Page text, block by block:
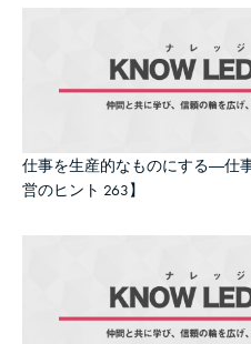
仕事を生産的なものにする―仕
営のヒント 263】